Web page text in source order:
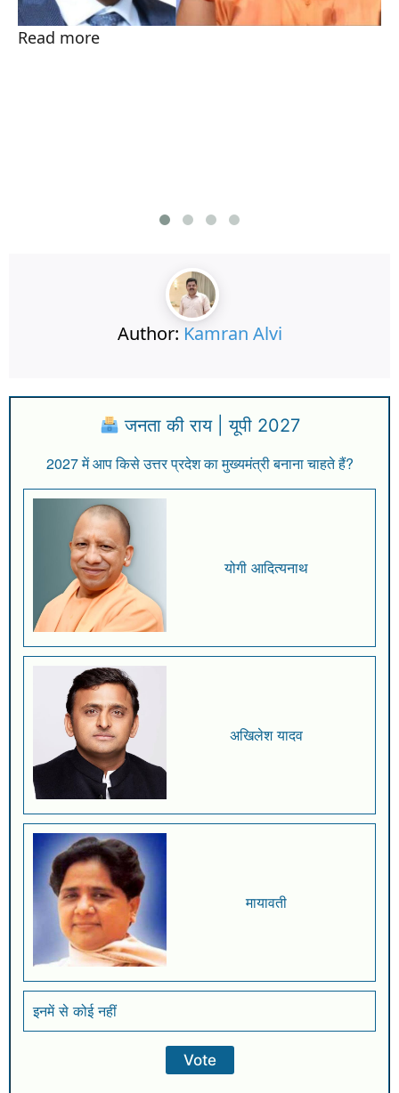
Author: Kamran Alvi
जनता की राय | यूपी 2027
2027 में आप किसे उत्तर प्रदेश का मुख्यमंत्री बनाना चाहते हैं?
योगी आदित्यनाथ
अखिलेश यादव
मायावती
इनमें से कोई नहीं